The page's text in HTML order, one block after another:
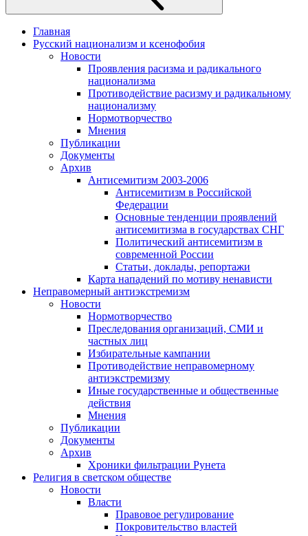
Главная
Русский национализм и ксенофобия
Новости
Проявления расизма и радикального
национализма
Противодействие расизму и радикальному
национализму
Нормотворчество
Мнения
Публикации
Документы
Архив
Антисемитизм 2003-2006
Антисемитизм в Российской
Федерации
Основные тенденции проявлений
антисемитизма в государствах СНГ
Политический антисемитизм в
современной России
Статьи, доклады, репортажи
Карта нападений по мотиву ненависти
Неправомерный антиэкстремизм
Новости
Нормотворчество
Преследования организаций, СМИ и
частных лиц
Избирательные кампании
Противодействие неправомерному
антиэкстремизму
Иные государственные и общественные
действия
Мнения
Публикации
Документы
Архив
Хроники фильтрации Рунета
Религия в светском обществе
Новости
Власти
Правовое регулирование
Покровительство властей